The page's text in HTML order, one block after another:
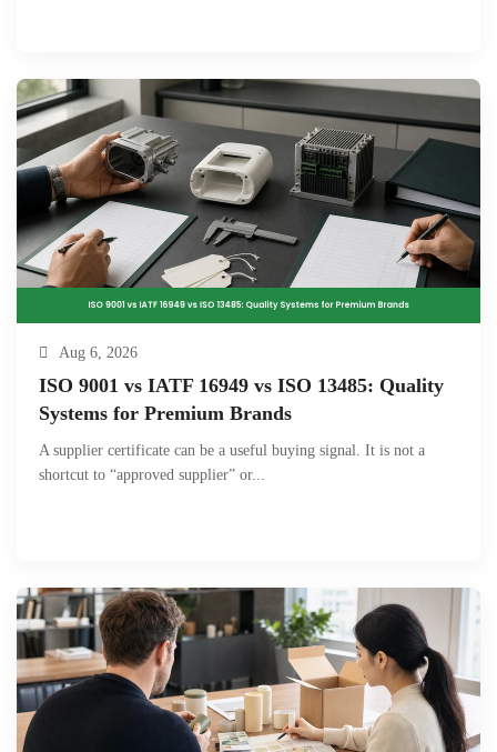
Aug 6, 2026
ISO 9001 vs IATF 16949 vs ISO 13485: Quality
Systems for Premium Brands
A supplier certificate can be a useful buying signal. It is not a
shortcut to “approved supplier” or...